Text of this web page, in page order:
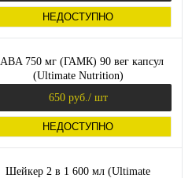
НЕДОСТУПНО
750 мг (ГАМК) 90 вег капсул
(Ultimate Nutrition)
650 руб. / шт
НЕДОСТУПНО
Шейкер 2 в 1 600 мл (Ultimate